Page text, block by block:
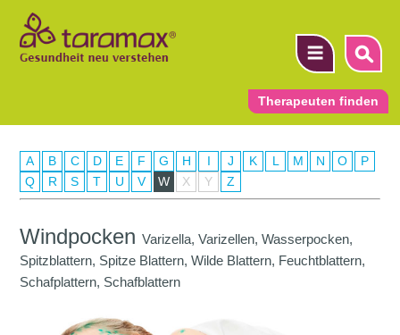
Therapeuten finden
A B C D E F G H I J K L M N O
P
Q
R S T U V W X Y Z
WindpockenVarizella, Varizellen, Wasserpocken,
Spitzblattern, Spitze Blattern, Wilde Blattern, Feuchtblattern,
Schafplattern, Schafblattern